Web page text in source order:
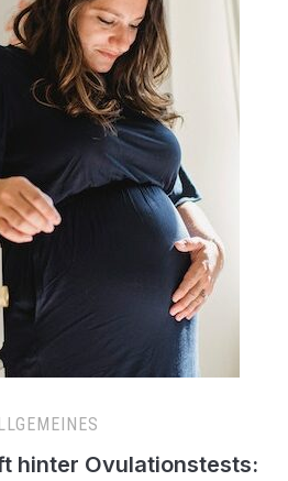
hinter Ovulationstests: